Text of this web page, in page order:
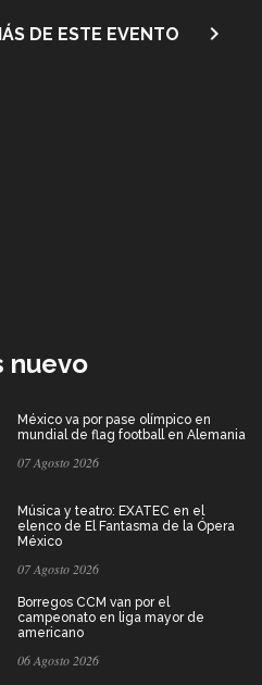
DE ESTE EVENTO navigate_next
nuevo
México va por pase olímpico en
mundial de flag football en Alemania
07 Agosto 2026
Música y teatro: EXATEC en el
elenco de El Fantasma de la Ópera
México
07 Agosto 2026
Borregos CCM van por el
campeonato en liga mayor de
americano
06 Agosto 2026